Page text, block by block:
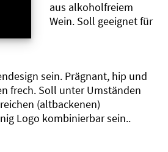
aus alkoholfreiem
Wein. Soll geeignet für
sein. Prägnant, hip und
frech. Soll unter Umständen
(altbackenen)
Logo kombinierbar sein..